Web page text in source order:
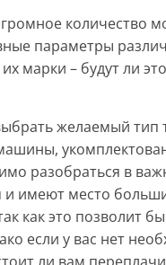
количество
параметры
марки – будут ли
желаемый тип
разобраться в
и имеют место
как это позволит
если у вас нет